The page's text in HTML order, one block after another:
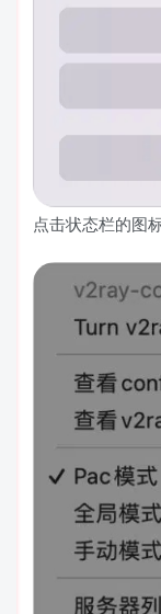
点击状态栏的图